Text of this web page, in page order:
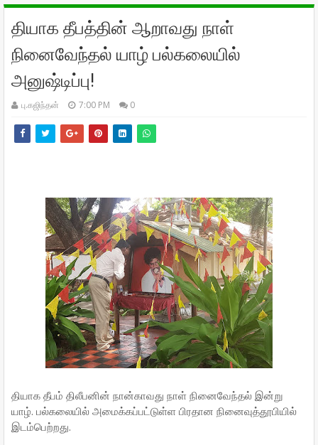
தியாக தீபத்தின் ஆறாவது நாள்
நினைவேந்தல் யாழ் பல்கலையில்
அனுஷ்டிப்பு!
பு.கஜிந்தன் 7:00 PM 0
தியாக தீபம் திலீபனின் நான்காவது நாள் நினைவேந்தல் இன்று
யாழ். பல்கலையில் அமைக்கப்பட்டுள்ள பிரதான நினைவுத்தூபியில்
இடம்பெற்றது.